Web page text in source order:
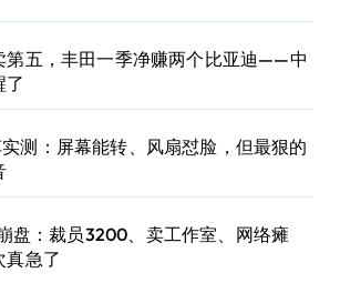
第五，丰田一季净赚两个比亚迪——中
了
测：屏幕能转、风扇怼脸，但最狠的
盘：裁员3200、卖工作室、网络瘫
真急了